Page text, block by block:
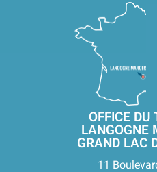
OFFICE
LANGOGNE
GRAND LAC
11